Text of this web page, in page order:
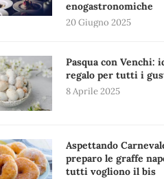
enogastronomiche
20 Giugno 2025
Pasqua con Venchi:
regalo per tutti i
8 Aprile 2025
Aspettando
preparo le graffe
tutti vogliono il bis